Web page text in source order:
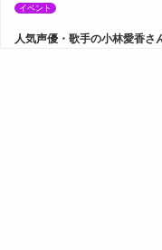
イベント
人気声優・歌手の小林愛香